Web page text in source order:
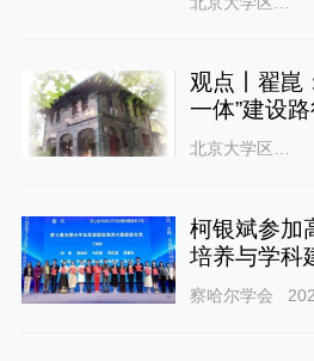
观点丨翟崑
一体”建设
北京大学区域与国别研究院
柯银斌参加
培养与学科
察哈尔学会